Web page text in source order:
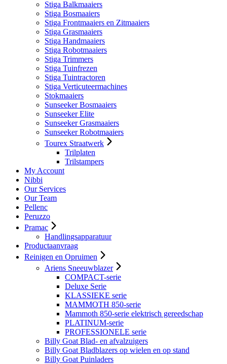
Stiga Balkmaaiers
Stiga Bosmaaiers
Stiga Frontmaaiers en Zitmaaiers
Stiga Grasmaaiers
Stiga Handmaaiers
Stiga Robotmaaiers
Stiga Trimmers
Stiga Tuinfrezen
Stiga Tuintractoren
Stiga Verticuteermachines
Stokmaaiers
Sunseeker Bosmaaiers
Sunseeker Elite
Sunseeker Grasmaaiers
Sunseeker Robotmaaiers
Tourex Straatwerk
Trilplaten
Trilstampers
My Account
Nibbi
Our Services
Our Team
Pellenc
Peruzzo
Pramac
Handlingsapparatuur
Productaanvraag
Reinigen en Opruimen
Ariens Sneeuwblazer
COMPACT-serie
Deluxe Serie
KLASSIEKE serie
MAMMOTH 850-serie
Mammoth 850-serie elektrisch gereedschap
PLATINUM-serie
PROFESSIONELE serie
Billy Goat Blad- en afvalzuigers
Billy Goat Bladblazers op wielen en op stand
Billy Goat Puinladers